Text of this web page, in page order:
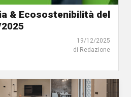
& Ecosostenibilità del
19/12/2025
di Redazione